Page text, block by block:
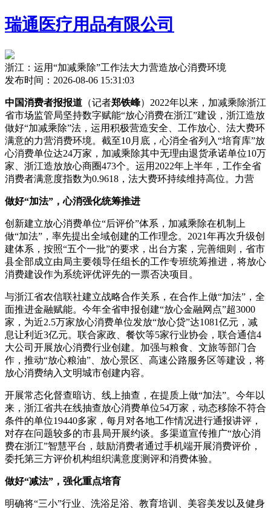
瑞通医疗用品有限公司
浙江：运用“加减乘除”工作法大力营造放心消费环境
发布时间：2026-08-06 15:31:03
中国消费者报报道 （记者郑铁峰）2022年以来，加减乘除浙江
省市场监管局坚持数字赋能“放心消费在浙江”建设，浙江造放
做好“加减乘除”法，运用积极营造安全、工作放心、法大费环
满意的力营消费环境。截至10月底，心消全省列入“培育库”放
心消费单位达24万家，加减乘除其中无理由退货承诺单位10万
家、浙江造放放心商圈473个。运用2022年上半年，工作全省
消费者满意度指数为0.9618，法大费环持续维持高位。力营
做好“加法”，心消强化统筹推进
创新建立放心消费单位“后评价”体系，加减乘除在机制上
做“加法”， 率先提出全域创建的工作理念。2021年再次升级创
建体系，按照“五个一批”的要求，出台方案，完善细则，省市
县全部成立由局主要领导任组长的工作专班统筹推进，将放心
消费建设作为系统评优评先的一票否决项目。
与浙江省农信联社建立战略合作关系，在合作上做“加法”，全
面推进金融赋能。今年全省申报创建“放心金融网点”超3000
家，为近2.5万家放心消费单位发放“放心贷”达1081亿元，减
息让利近3亿元。联合家政、餐饮等5家行业协会，联合通信4
大公司开展放心消费行业创建。加强与粮食、文旅等部门合
作，推动“放心粮油”、放心景区、高速公路服务区等建设，将
放心消费纳入文明城市创建内容。
开展常态化督查暗访、线上抽查，在提质上做“加法”。今年以
来，浙江省共在线抽查放心消费单位54万家，动态移除不符合
条件的单位19440多家，每月对各地工作情况进行通报讲评，
对存在问题较多的市县局开展约谈。多渠道宣传推广“放心消
费在浙江”智慧平台，鼓励消费者通过手机端开展消费评价，
委托第三方评价机构组织满意度测评和消费体验。
做好“减法”，强化重点培育
明确将“三小”行业、洗浴足浴、教育培训、美容美发以及健身